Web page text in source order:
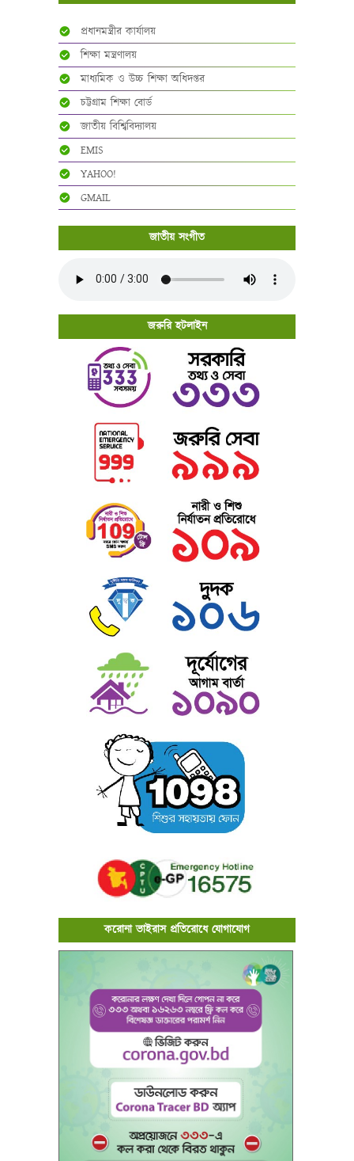
প্রধানমন্ত্রীর কার্যালয়
শিক্ষা মন্ত্রণালয়
মাধ্যমিক ও উচ্চ শিক্ষা অধিদপ্তর
চট্টগ্রাম শিক্ষা বোর্ড
জাতীয় বিশ্বিবিদ্যালয়
EMIS
YAHOO!
GMAIL
জাতীয় সংগীত
জরুরি হটলাইন
করোনা ভাইরাস প্রতিরোধে যোগাযোগ